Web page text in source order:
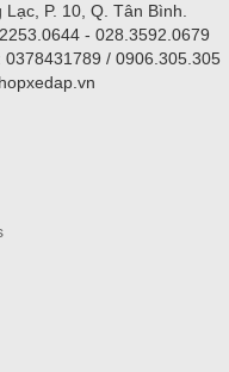
Lạc, P. 10, Q. Tân Bình.
- 028.3592.0679
0378431789 / 0906.305.305